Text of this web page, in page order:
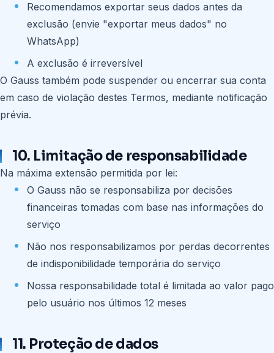
Recomendamos exportar seus dados antes da
exclusão (envie "exportar meus dados" no
WhatsApp)
A exclusão é irreversível
O Gauss também pode suspender ou encerrar sua conta
em caso de violação destes Termos, mediante notificação
prévia.
10. Limitação de responsabilidade
Na máxima extensão permitida por lei:
O Gauss não se responsabiliza por decisões
financeiras tomadas com base nas informações do
serviço
Não nos responsabilizamos por perdas decorrentes
de indisponibilidade temporária do serviço
Nossa responsabilidade total é limitada ao valor pago
pelo usuário nos últimos 12 meses
11. Proteção de dados